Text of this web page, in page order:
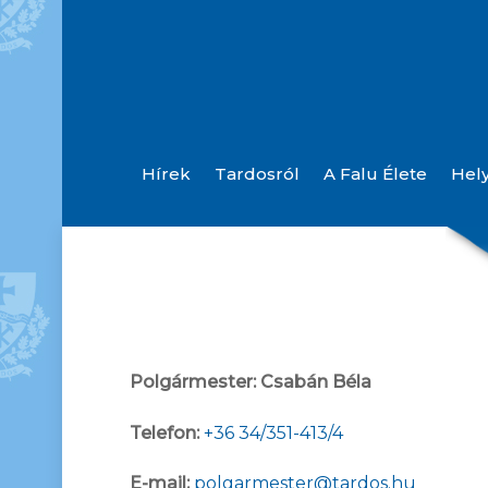
Hírek Tardosról A Falu Élete
Polgármester: Csabán Béla
Telefon: +36 34/351-413/4
E-mail: polgarmester@tardos.hu